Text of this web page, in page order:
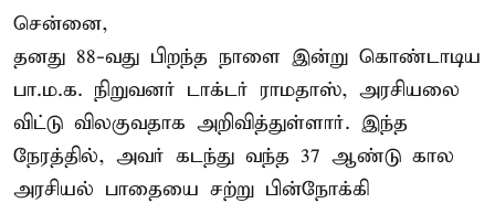
சென்னை,
தனது 88-வது பிறந்த நாளை இன்று கொண்டாடிய
பா.ம.க. நிறுவனர் டாக்டர் ராமதாஸ், அரசியலை
விட்டு விலகுவதாக அறிவித்துள்ளார். இந்த
நேரத்தில், அவர் கடந்து வந்த 37 ஆண்டு கால
அரசியல் பாதையை சற்று பின்நோக்கி